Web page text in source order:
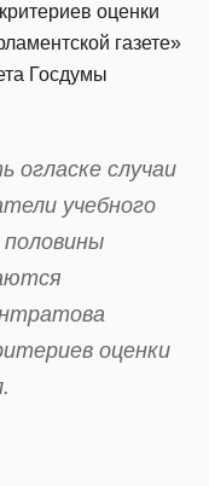
оценки
газете»
Госдумы
огласке случаи
учебного
оценки